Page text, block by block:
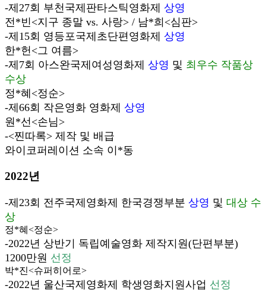
-제27회 부천국제판타스틱영화제 상영
전*빈<지구 종말 vs. 사랑> / 남*희<심판>
-제15회 영등포국제초단편영화제 상영
한*헌<그 여름>
-제7회 아스완국제여성영화제 상영 및 최우수 작품상
수상
정*혜<정순>
-제66회 작은영화 영화제 상영
원*선<손님>
-<찐따록> 제작 및 배급
와이코퍼레이션 소속 이*동
2022년
-제23회 전주국제영화제 한국경쟁부분 상영 및 대상 수
상
정*혜<정순>
-2022년 상반기 독립예술영화 제작지원(단편부분)
1200만원 선정
박*진<슈퍼히어로>
-2022년 울산국제영화제 학생영화지원사업 선정